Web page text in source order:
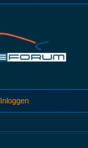
Inloggen